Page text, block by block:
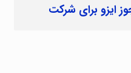
ایزو برای شرکت